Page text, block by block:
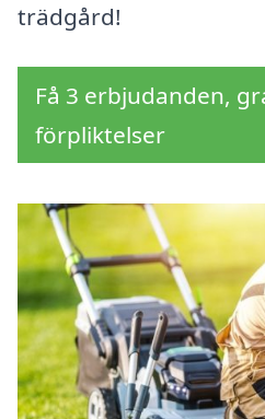
trädgård!
Få 3 erbjudanden,
förpliktelser